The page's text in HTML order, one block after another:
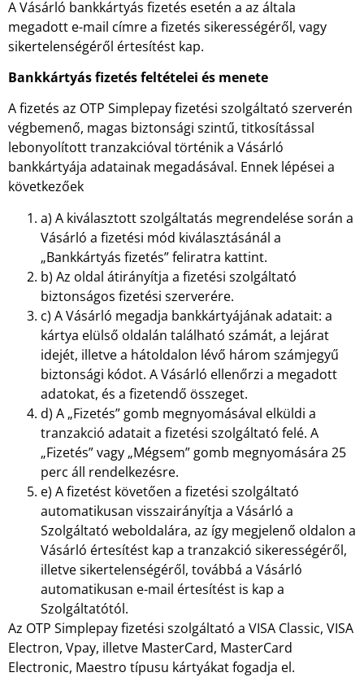
A Vásárló bankkártyás fizetés esetén a az általa
megadott e-mail címre a fizetés sikerességéről, vagy
sikertelenségéről értesítést kap.
Bankkártyás fizetés feltételei és menete
A fizetés az OTP Simplepay fizetési szolgáltató szerverén
végbemenő, magas biztonsági szintű, titkosítással
lebonyolított tranzakcióval történik a Vásárló
bankkártyája adatainak megadásával. Ennek lépései a
következőek
a) A kiválasztott szolgáltatás megrendelése során a
Vásárló a fizetési mód kiválasztásánál a
„Bankkártyás fizetés” feliratra kattint.
b) Az oldal átirányítja a fizetési szolgáltató
biztonságos fizetési szerverére.
c) A Vásárló megadja bankkártyájának adatait: a
kártya elülső oldalán található számát, a lejárat
idejét, illetve a hátoldalon lévő három számjegyű
biztonsági kódot. A Vásárló ellenőrzi a megadott
adatokat, és a fizetendő összeget.
d) A „Fizetés” gomb megnyomásával elküldi a
tranzakció adatait a fizetési szolgáltató felé. A
„Fizetés” vagy „Mégsem” gomb megnyomására 25
perc áll rendelkezésre.
e) A fizetést követően a fizetési szolgáltató
automatikusan visszairányítja a Vásárló a
Szolgáltató weboldalára, az így megjelenő oldalon a
Vásárló értesítést kap a tranzakció sikerességéről,
illetve sikertelenségéről, továbbá a Vásárló
automatikusan e-mail értesítést is kap a
Szolgáltatótól.
Az OTP Simplepay fizetési szolgáltató a VISA Classic, VISA
Electron, Vpay, illetve MasterCard, MasterCard
Electronic, Maestro típusu kártyákat fogadja el.